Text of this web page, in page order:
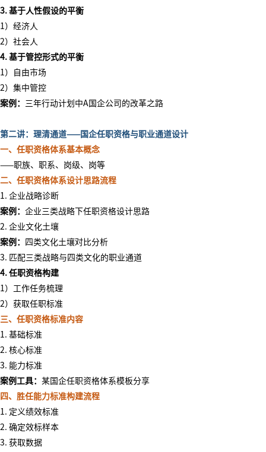
3. 基于人性假设的平衡
1）经济人
2）社会人
4. 基于管控形式的平衡
1）自由市场
2）集中管控
案例： 三年行动计划中A国企公司的改革之路
第二讲：理清通道——国企任职资格与职业通道设计
一、任职资格体系基本概念
——职族、职系、岗级、岗等
二、任职资格体系设计思路流程
1. 企业战略诊断
案例： 企业三类战略下任职资格设计思路
2. 企业文化土壤
案例：
四类文化土壤对比分析
3. 匹配三类战略与四类文化的职业通道
4. 任职资格构建
1）工作任务梳理
2）获取任职标准
三、任职资格标准内容
1. 基础标准
2. 核心标准
3. 能力标准
案例工具： 某国企任职资格体系模板分享
四、胜任能力标准构建流程
1. 定义绩效标准
2. 确定效标样本
3. 获取数据